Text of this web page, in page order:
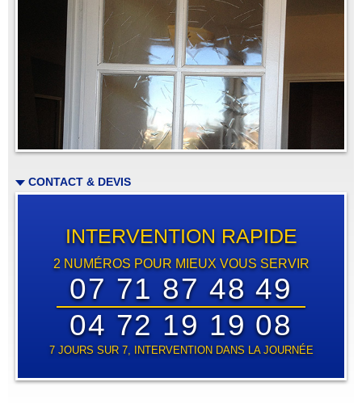
CONTACT & DEVIS
INTERVENTION RAPIDE
2 NUMÉROS POUR MIEUX VOUS SERVIR
07 71 87 48 49
04 72 19 19 08
7 JOURS SUR 7, INTERVENTION DANS LA JOURNÉE